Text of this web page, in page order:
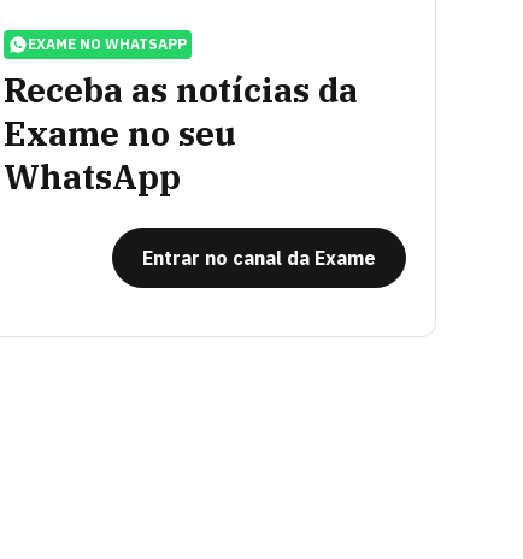
EXAME NO WHATSAPP
Receba as notícias da
Exame no seu
WhatsApp
Entrar no canal da Exame